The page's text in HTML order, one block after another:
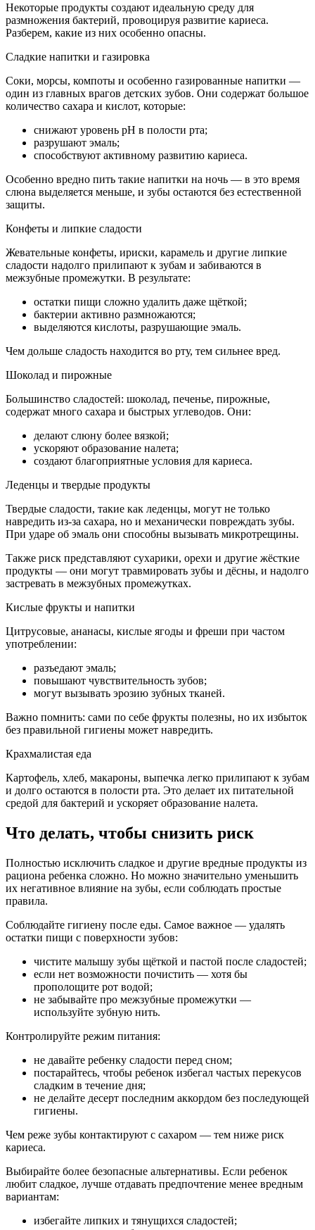
Некоторые продукты создают идеальную среду для
размножения бактерий, провоцируя развитие кариеса.
Разберем, какие из них особенно опасны.
Сладкие напитки и газировка
Соки, морсы, компоты и особенно газированные напитки —
один из главных врагов детских зубов. Они содержат большое
количество сахара и кислот, которые:
снижают уровень pH в полости рта;
разрушают эмаль;
способствуют активному развитию кариеса.
Особенно вредно пить такие напитки на ночь — в это время
слюна выделяется меньше, и зубы остаются без естественной
защиты.
Конфеты и липкие сладости
Жевательные конфеты, ириски, карамель и другие липкие
сладости надолго прилипают к зубам и забиваются в
межзубные промежутки. В результате:
остатки пищи сложно удалить даже щёткой;
бактерии активно размножаются;
выделяются кислоты, разрушающие эмаль.
Чем дольше сладость находится во рту, тем сильнее вред.
Шоколад и пирожные
Большинство сладостей: шоколад, печенье, пирожные,
содержат много сахара и быстрых углеводов. Они:
делают слюну более вязкой;
ускоряют образование налета;
создают благоприятные условия для кариеса.
Леденцы и твердые продукты
Твердые сладости, такие как леденцы, могут не только
навредить из-за сахара, но и механически повреждать зубы.
При ударе об эмаль они способны вызывать микротрещины.
Также риск представляют сухарики, орехи и другие жёсткие
продукты — они могут травмировать зубы и дёсны, и надолго
застревать в межзубных промежутках.
Кислые фрукты и напитки
Цитрусовые, ананасы, кислые ягоды и фреши при частом
употреблении:
разъедают эмаль;
повышают чувствительность зубов;
могут вызывать эрозию зубных тканей.
Важно помнить: сами по себе фрукты полезны, но их избыток
без правильной гигиены может навредить.
Крахмалистая еда
Картофель, хлеб, макароны, выпечка легко прилипают к зубам
и долго остаются в полости рта. Это делает их питательной
средой для бактерий и ускоряет образование налета.
Что делать, чтобы снизить риск
Полностью исключить сладкое и другие вредные продукты из
рациона ребенка сложно. Но можно значительно уменьшить
их негативное влияние на зубы, если соблюдать простые
правила.
Соблюдайте гигиену после еды. Самое важное — удалять
остатки пищи с поверхности зубов:
чистите малышу зубы щёткой и пастой после сладостей;
если нет возможности почистить — хотя бы
прополощите рот водой;
не забывайте про межзубные промежутки —
используйте зубную нить.
Контролируйте режим питания:
не давайте ребенку сладости перед сном;
постарайтесь, чтобы ребенок избегал частых перекусов
сладким в течение дня;
не делайте десерт последним аккордом без последующей
гигиены.
Чем реже зубы контактируют с сахаром — тем ниже риск
кариеса.
Выбирайте более безопасные альтернативы. Если ребенок
любит сладкое, лучше отдавать предпочтение менее вредным
вариантам:
избегайте липких и тянущихся сладостей;